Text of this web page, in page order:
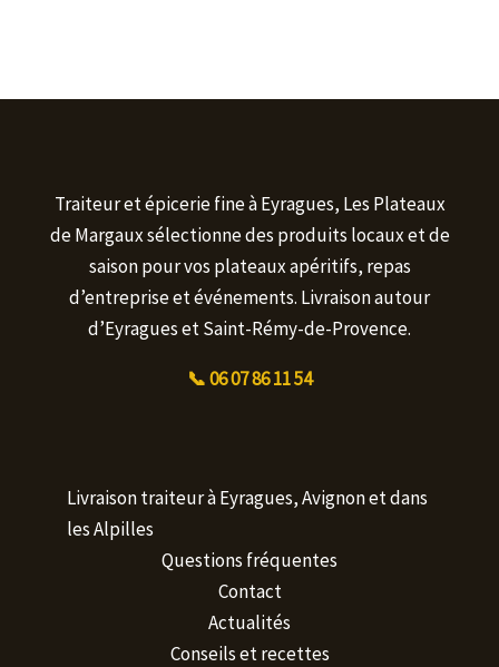
Traiteur et épicerie fine à Eyragues, Les Plateaux
de Margaux sélectionne des produits locaux et de
saison pour vos plateaux apéritifs, repas
d’entreprise et événements. Livraison autour
d’Eyragues et Saint-Rémy-de-Provence.
📞 06 07 86 11 54
Livraison traiteur à Eyragues, Avignon et dans
les Alpilles
Questions fréquentes
Contact
Actualités
Conseils et recettes